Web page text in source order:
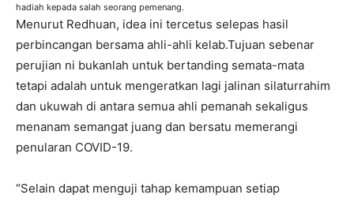
hadiah kepada salah seorang pemenang.
Menurut Redhuan, idea ini tercetus selepas hasil
perbincangan bersama ahli-ahli kelab.Tujuan sebenar
perujian ni bukanlah untuk bertanding semata-mata
tetapi adalah untuk mengeratkan lagi jalinan silaturrahim
dan ukuwah di antara semua ahli pemanah sekaligus
menanam semangat juang dan bersatu memerangi
penularan COVID-19.
“Selain dapat menguji tahap kemampuan setiap